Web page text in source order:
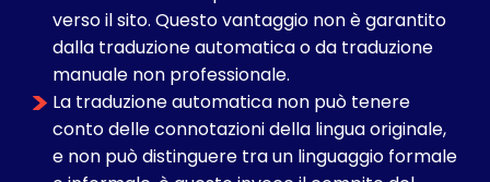
verso il sito. Questo vantaggio non è garantito
dalla traduzione automatica o da traduzione
manuale non professionale.
La traduzione automatica non può tenere
conto delle connotazioni della lingua originale,
e non può distinguere tra un linguaggio formale